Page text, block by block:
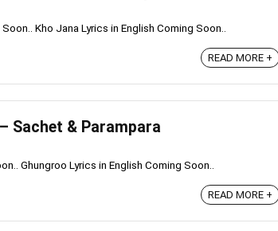
Kho Jana Lyrics in English Coming Soon..
READ MORE +
Sachet & Parampara
Ghungroo Lyrics in English Coming Soon..
READ MORE +